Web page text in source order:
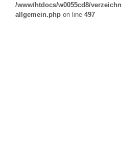
/www/htdocs/w0055cd8/
allgemein.php on line 497